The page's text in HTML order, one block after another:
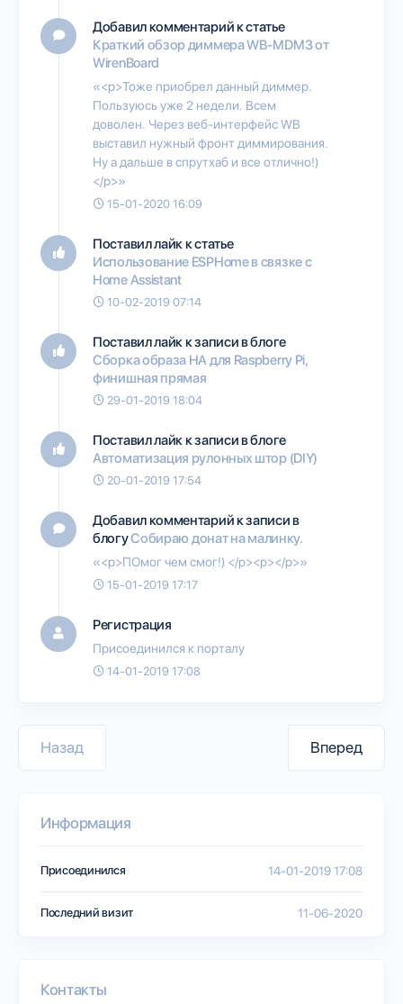
Добавил комментарий к статье
Краткий обзор диммера WB-MDM3 от
WirenBoard
«<p>Тоже приобрел данный диммер.
Пользуюсь уже 2 недели. Всем
доволен. Через веб-интерфейс WB
выставил нужный фронт диммирования.
Ну а дальше в спрутхаб и все отлично!)
</p>»
15-01-2020 16:09
Поставил лайк к статье
Использование ESPHome в связке с
Home Assistant
10-02-2019 07:14
Поставил лайк к записи в блоге
Сборка образа HA для Raspberry Pi,
финишная прямая
29-01-2019 18:04
Поставил лайк к записи в блоге
Автоматизация рулонных штор (DIY)
20-01-2019 17:54
Добавил комментарий к записи в
блогуСобираю донат на малинку.
«<p>ПОмог чем смог!) </p><p></p>»
15-01-2019 17:17
Регистрация
Присоединился к порталу
14-01-2019 17:08
Назад Вперед
Информация
Присоединился 14-01-2019 17:08
Последний визит 11-06-2020
Контакты